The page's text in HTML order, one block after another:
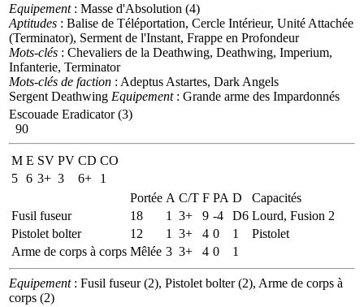
Equipement: Masse d'Absolution (4)
Aptitudes : Balise de Téléportation, Cercle Intérieur, Unité Attachée
(Terminator), Serment de l'Instant, Frappe en Profondeur
Mots-clés : Chevaliers de la Deathwing, Deathwing, Imperium,
Infanterie, Terminator
Mots-clés de faction : Adeptus Astartes, Dark Angels
Sergent Deathwing Equipement: Grande arme des Impardonnés
Escouade Eradicator (3)
90
M E SV PV CD CO
5 6 3+ 3 6+
1
Portée A C/T F PA D
Capacités
Fusil fuseur
18 1 3+ 9 -4 D6 Lourd, Fusion 2
Pistolet bolter
12 1 3+ 4 0 1
Pistolet
Arme de corps à corps Mêlée 3 3+ 4 0 1
Equipement: Fusil fuseur (2), Pistolet bolter (2), Arme de corps à
corps (2)